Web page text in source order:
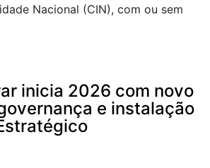
Nacional (CIN), com ou sem
inicia 2026 com novo
e instalação